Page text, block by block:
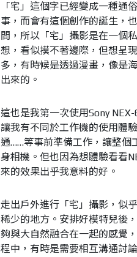
「宅」這個字已經變成一種通
事，而會有這個創作的誕生，
間，所以「宅」攝影是在一個
想，看似摸不著邊際，但想呈
多，有時候是透過漫畫，像是
出來的。
這也是我第一次使用Sony
讓我有不同於工作機的使用體
通……等事前準備工作，讓整個
身相機。但也因為想體驗看看
來的效果出乎我意料的好。
走出戶外進行「宅」攝影，似
稀少的地方。安排好模特兒後
夠與大自然融合在一起的感覺
程中，有時是需要相互溝通討